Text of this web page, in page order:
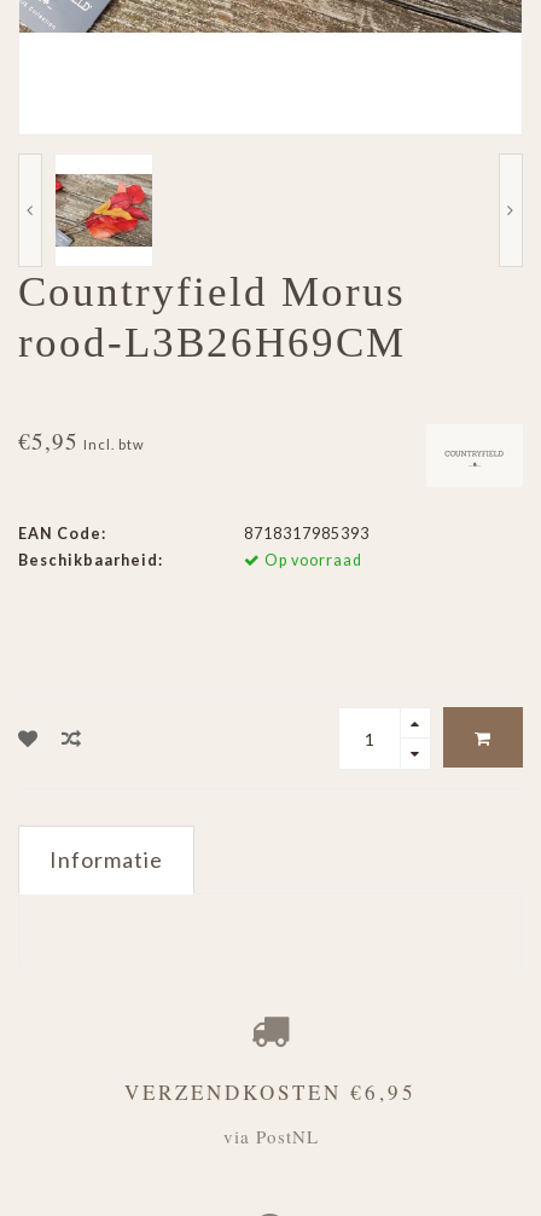
Countryfield Morus
rood-L3B26H69CM
€5,95 Incl. btw
EAN Code:
8718317985393
Beschikbaarheid:
Op voorraad
Informatie
VERZENDKOSTEN €6,95
via PostNL